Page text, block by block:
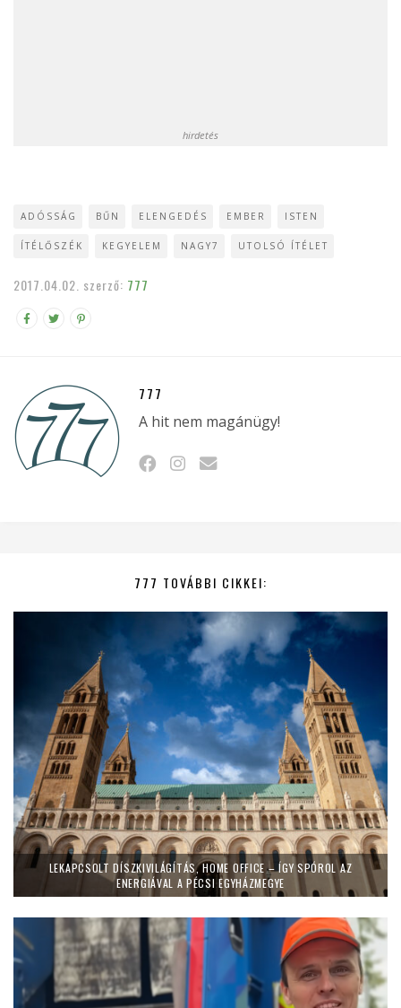
hirdetés
ADÓSSÁG BŰN ELENGEDÉS EMBER ISTEN
ÍTÉLŐSZÉK KEGYELEM NAGY7 UTOLSÓ ÍTÉLET
2017.04.02. szerző: 777
777
A hit nem magánügy!
777 TOVÁBBI CIKKEI:
LEKAPCSOLT DÍSZKIVILÁGÍTÁS, HOME OFFICE – ÍGY SPÓROL AZ
ENERGIÁVAL A PÉCSI EGYHÁZMEGYE